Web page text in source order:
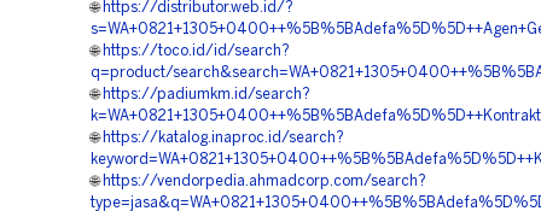
🌐 https://distributor.web.id/?
🌐 https://toco.id/id/search?
q=product/
🌐 https://padiumkm.id/search?
🌐 https://katalog.inaproc.id/search?
🌐 https://vendorpedia.ahmadcorp.com/search?